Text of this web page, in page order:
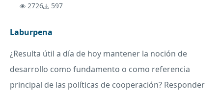
2726 597
Laburpena
¿Resulta útil a día de hoy mantener la noción de
desarrollo como fundamento o como referencia
principal de las políticas de cooperación? Responder